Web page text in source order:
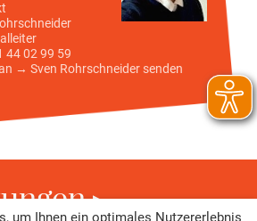
44 02 99 59
an →Sven Rohrschneider senden
um Ihnen ein optimales Nutzererlebnis